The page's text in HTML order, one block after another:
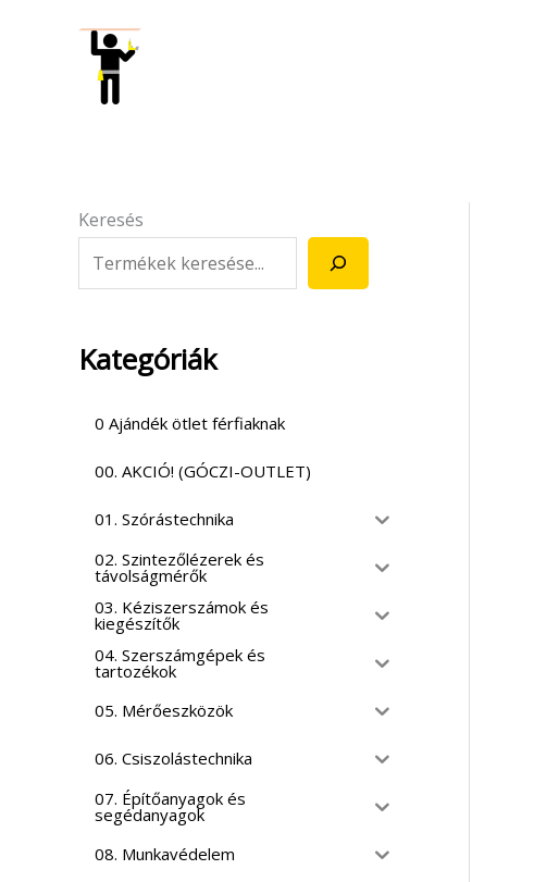
Keresés
Kategóriák
0 Ajándék ötlet férfiaknak
00. AKCIÓ! (GÓCZI-OUTLET)
01. Szórástechnika
02. Szintezőlézerek és
távolságmérők
03. Kéziszerszámok és
kiegészítők
04. Szerszámgépek és
tartozékok
05. Mérőeszközök
06. Csiszolástechnika
07. Építőanyagok és
segédanyagok
08. Munkavédelem